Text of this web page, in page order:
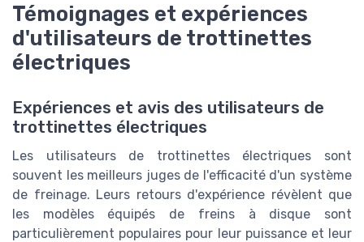
Témoignages et expériences
d'utilisateurs de trottinettes
électriques
Expériences et avis des utilisateurs de
trottinettes électriques
Les utilisateurs de trottinettes électriques sont
souvent les meilleurs juges de l'efficacité d'un système
de freinage. Leurs retours d'expérience révèlent que
les modèles équipés de freins à disque sont
particulièrement populaires pour leur puissance et leur